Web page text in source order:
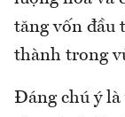
tăng vốn đầu
thành trong
Đáng chú ý